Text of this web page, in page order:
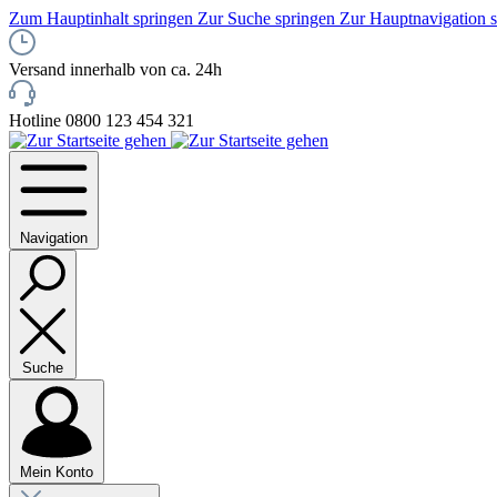
Zum Hauptinhalt springen Zur Suche springen Zur Hauptnavigation
Versand innerhalb von ca. 24h
Hotline 0800 123 454 321
Navigation
Suche
Mein Konto